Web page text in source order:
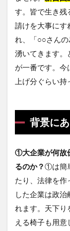
す。皆で生き残
請けを大事にす
れ、「○○さん
湧いてきます。
が一番です。今
上げ分ぐらい持
背景に
①大企業が何故
るのか？①は簡
たり、法律を作
した企業は政治
れます。天下り
える椅子も用意